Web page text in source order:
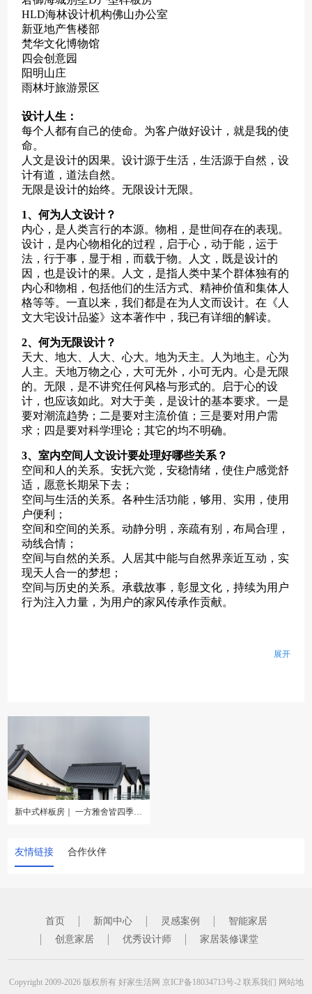
HLD海林设计机构佛山办公室
新亚地产售楼部
梵华文化博物馆
四会创意园
阳明山庄
雨林圩旅游景区
设计人生：
每个人都有自己的使命。为客户做好设计，就是我的使
命。
人文是设计的因果。设计源于生活，生活源于自然，设
计有道，道法自然。
无限是设计的始终。无限设计无限。
1、何为人文设计？
内心，是人类言行的本源。物相，是世间存在的表现。
设计，是内心物相化的过程，启于心，动于能，运于
法，行于事，显于相，而载于物。人文，既是设计的
因，也是设计的果。人文，是指人类中某个群体独有的
内心和物相，包括他们的生活方式、精神价值和集体人
格等等。一直以来，我们都是在为人文而设计。在《人
文大宅设计品鉴》这本著作中，我已有详细的解读。
2、何为无限设计？
天大、地大、人大、心大。地为天主。人为地主。心为
人主。天地万物之心，大可无外，小可无内。心是无限
的。无限，是不讲究任何风格与形式的。启于心的设
计，也应该如此。对大于美，是设计的基本要求。一是
要对潮流趋势；二是要对主流价值；三是要对用户需
求；四是要对科学理论；其它的均不明确。
3、室内空间人文设计要处理好哪些关系？
空间和人的关系。安抚六觉，安稳情绪，使住户感觉舒
适，愿意长期呆下去；
空间与生活的关系。各种生活功能，够用、实用，使用
户便利；
空间和空间的关系。动静分明，亲疏有别，布局合理，
动线合情；
空间与自然的关系。人居其中能与自然界亲近互动，实
现天人合一的梦想；
空间与历史的关系。承载故事，彰显文化，持续为用户
行为注入力量，为用户的家风传承作贡献。
展开
友情链接 合作伙伴
首页 新闻中心 灵感案例
智能家居
创意家居
优秀设计师 家居装修课堂
Copyright 2009-2026 版权所有 好家生活网 京ICP备18034713号-2 联系我们 网站地